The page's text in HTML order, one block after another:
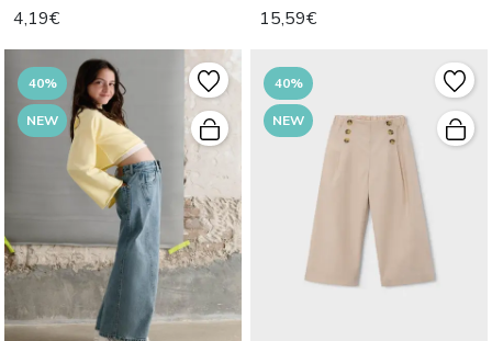
4,19€ 15,59€
40%
NEW
40%
NEW